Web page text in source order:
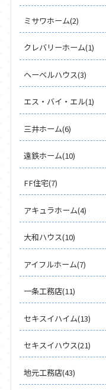
ミサワホーム(2)
クレバリーホーム(1)
ヘーベルハウス(3)
エス・バイ・エル(1)
三井ホーム(6)
遠鉄ホーム(10)
FF住宅(7)
アキュラホーム(4)
大和ハウス(10)
アイフルホーム(7)
一条工務店(11)
セキスイハイム(13)
セキスイハウス(21)
地元工務店(43)